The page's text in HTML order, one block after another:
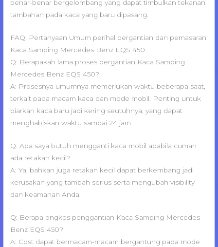
benar-benar bergelombang yang dapat timbulkan tekanan
tambahan pada kaca yang baru dipasang.
FAQ: Pertanyaan Umum perihal pergantian dan pemasaran
Kaca Samping Mercedes Benz EQS 450
Q: Berapakah lama proses pergantian Kaca Samping
Mercedes Benz EQS 450?
A: Prosesnya umumnya memerlukan waktu beberapa saat,
terkait pada macam kaca dan mode mobil. Penting untuk
biarkan kaca baru jadi kering seutuhnya, yang dapat
menghabiskan waktu sampai 24 jam.
Q: Apa saya butuh mengganti kaca mobil apabila cuman
ada retakan kecil?
A: Ya, bahkan juga retakan kecil dapat berkembang jadi
kerusakan yang tambah serius serta mengubah visibility
dan keamanan Anda.
Q: Berapa ongkos penggantian Kaca Samping Mercedes
Benz EQS 450?
A: Cost dapat bermacam-macam bergantung pada mode